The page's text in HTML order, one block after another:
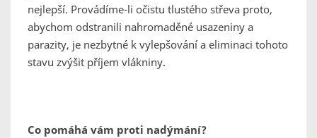
nejlepší. Provádíme-li očistu tlustého střeva proto,
abychom odstranili nahromaděné usazeniny a
parazity, je nezbytné k vylepšování a eliminaci tohoto
stavu zvýšit příjem vlákniny.
Co pomáhá vám proti nadýmání?